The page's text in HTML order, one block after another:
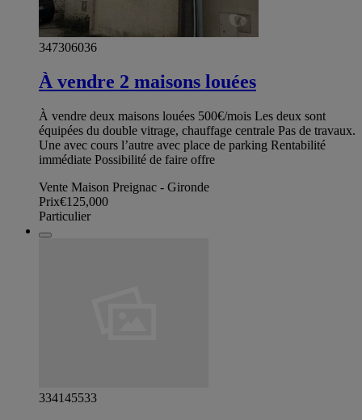
347306036
À vendre 2 maisons louées
À vendre deux maisons louées 500€/mois Les deux sont
équipées du double vitrage, chauffage centrale Pas de travaux.
Une avec cours l’autre avec place de parking Rentabilité
immédiate Possibilité de faire offre
Vente Maison Preignac - Gironde
Prix€125,000
Particulier
334145533